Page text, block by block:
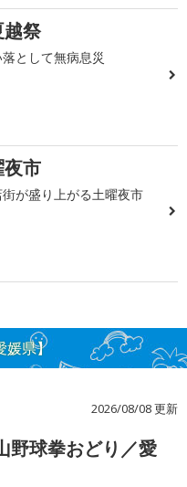
祭
として無病息災
市
が盛り上がる土曜夜市
媛県】
2026/08/08 更新
野球拳おどり／愛